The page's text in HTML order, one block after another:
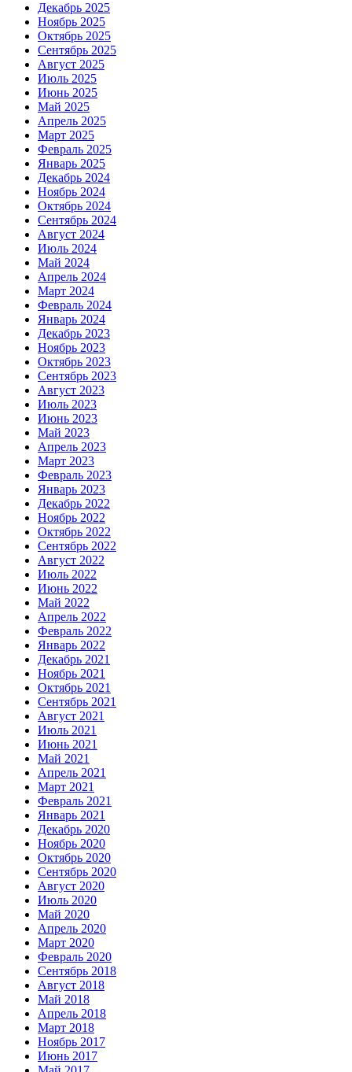
Декабрь 2025
Ноябрь 2025
Октябрь 2025
Сентябрь 2025
Август 2025
Июль 2025
Июнь 2025
Май 2025
Апрель 2025
Март 2025
Февраль 2025
Январь 2025
Декабрь 2024
Ноябрь 2024
Октябрь 2024
Сентябрь 2024
Август 2024
Июль 2024
Май 2024
Апрель 2024
Март 2024
Февраль 2024
Январь 2024
Декабрь 2023
Ноябрь 2023
Октябрь 2023
Сентябрь 2023
Август 2023
Июль 2023
Июнь 2023
Май 2023
Апрель 2023
Март 2023
Февраль 2023
Январь 2023
Декабрь 2022
Ноябрь 2022
Октябрь 2022
Сентябрь 2022
Август 2022
Июль 2022
Июнь 2022
Май 2022
Апрель 2022
Февраль 2022
Январь 2022
Декабрь 2021
Ноябрь 2021
Октябрь 2021
Сентябрь 2021
Август 2021
Июль 2021
Июнь 2021
Май 2021
Апрель 2021
Март 2021
Февраль 2021
Январь 2021
Декабрь 2020
Ноябрь 2020
Октябрь 2020
Сентябрь 2020
Август 2020
Июль 2020
Май 2020
Апрель 2020
Март 2020
Февраль 2020
Сентябрь 2018
Август 2018
Май 2018
Апрель 2018
Март 2018
Ноябрь 2017
Июнь 2017